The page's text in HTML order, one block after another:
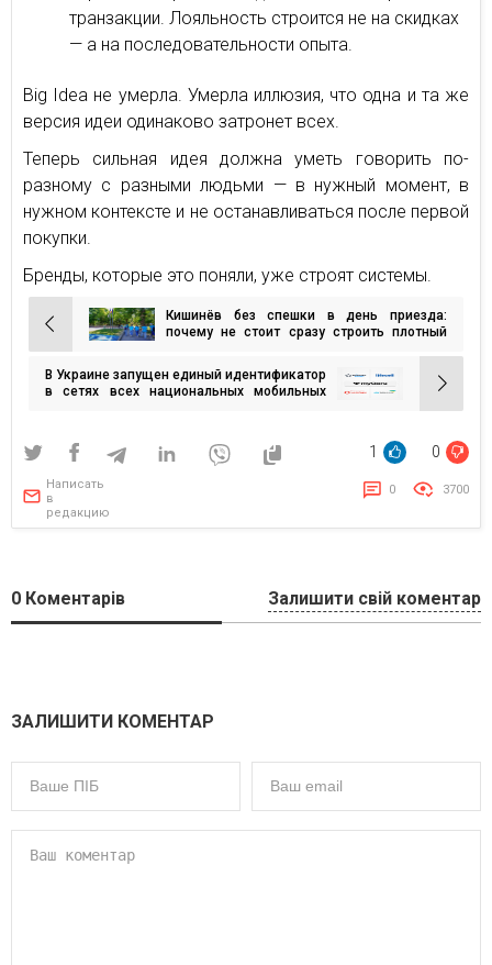
транзакции. Лояльность строится не на скидках
— а на последовательности опыта.
Big Idea не умерла. Умерла иллюзия, что одна и та же
версия идеи одинаково затронет всех.
Теперь сильная идея должна уметь говорить по-
разному с разными людьми — в нужный момент, в
нужном контексте и не останавливаться после первой
покупки.
Бренды, которые это поняли, уже строят системы.
Навигация
по
записям
Кишинёв без спешки в день приезда:
почему не стоит сразу строить плотный
В Украине запущен единый идентификатор
в сетях всех национальных мобильных
1 0
Написать
в
редакцию
0 3700
0 Коментарів Залишити свій коментар
ЗАЛИШИТИ КОМЕНТАР